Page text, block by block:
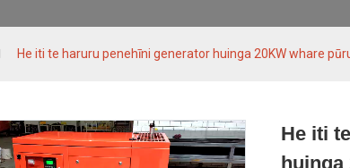
He iti te haruru penehīni generator huinga 20KW whare
He iti
huinga